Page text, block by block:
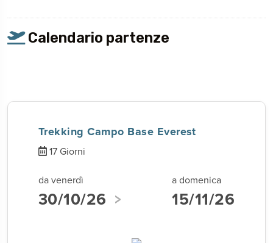
Calendario partenze
Trekking Campo Base Everest
17 Giorni
da venerdì
30/10/26
a domenica
15/11/26